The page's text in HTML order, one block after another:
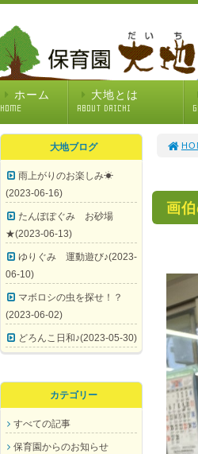
ホーム
HOME
大地とは
ABOUT DAICHI
画
大地ブログ
雨上がりのお楽しみ☀
(2023-06-16)
たんぽぽぐみ お砂場
★(2023-06-13)
ゆりぐみ 運動遊び♪(2023-
06-10)
マボロシの虫を探せ！？
(2023-06-02)
どろんこ日和♪(2023-05-30)
カテゴリー
すべての記事
保育園からのお知らせ